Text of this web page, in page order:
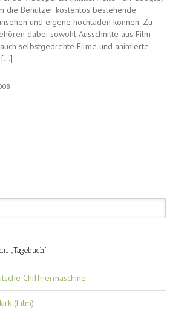
die Benutzer kostenlos bestehende
und eigene hochladen können. Zu
dabei sowohl Ausschnitte aus Film
selbstgedrehte Filme und animierte
[…]
„Tagebuch“
Chiffriermaschine
(Film)